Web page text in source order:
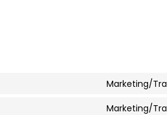
Marketing/
Marketing/